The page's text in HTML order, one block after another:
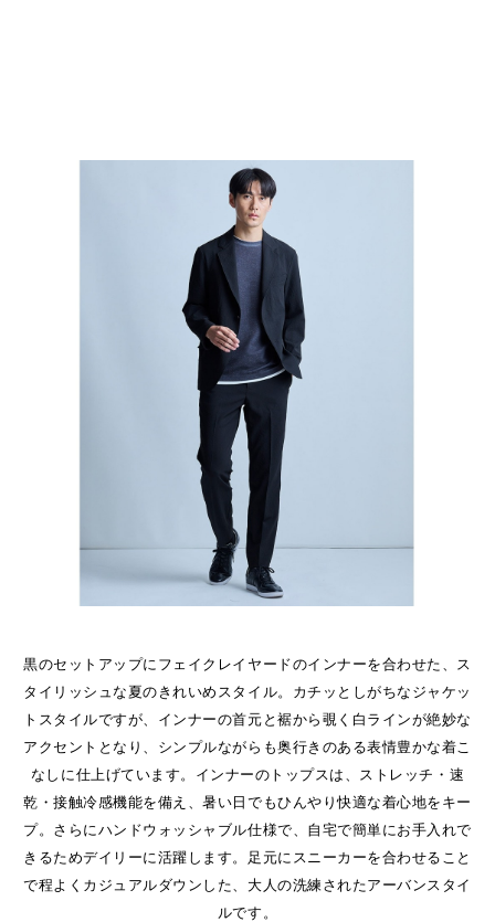
黒のセットアップにフェイクレイヤードのインナーを合わせた、ス
タイリッシュな夏のきれいめスタイル。カチッとしがちなジャケッ
トスタイルですが、インナーの首元と裾から覗く白ラインが絶妙な
アクセントとなり、シンプルながらも奥行きのある表情豊かな着こ
なしに仕上げています。インナーのトップスは、ストレッチ・速
乾・接触冷感機能を備え、暑い日でもひんやり快適な着心地をキー
プ。さらにハンドウォッシャブル仕様で、自宅で簡単にお手入れで
きるためデイリーに活躍します。足元にスニーカーを合わせること
で程よくカジュアルダウンした、大人の洗練されたアーバンスタイ
ルです。